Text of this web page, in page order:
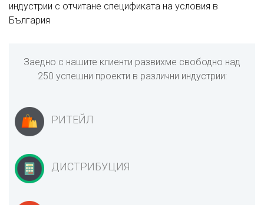
индустрии с отчитане спецификата на условия в
България
Заедно с нашите клиенти развихме свободно над
250 успешни проекти в различни индустрии:
РИТЕЙЛ
ДИСТРИБУЦИЯ